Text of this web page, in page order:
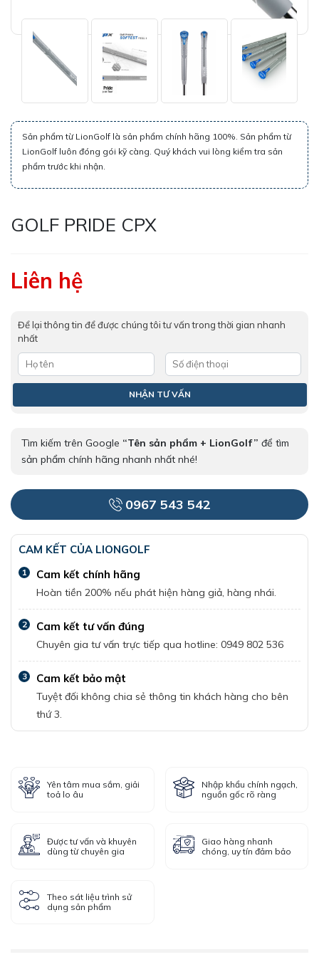
Sản phẩm từ LionGolf là sản phẩm chính hãng 100%. Sản phẩm từ
LionGolf luôn đóng gói kỹ càng. Quý khách vui lòng kiểm tra sản
phẩm trước khi nhận.
GOLF PRIDE CPX
Liên hệ
Để lại thông tin để được chúng tôi tư vấn trong thời gian nhanh
nhất
Tìm kiếm trên Google “Tên sản phẩm + LionGolf” để tìm
sản phẩm chính hãng nhanh nhất nhé!
0967 543 542
CAM KẾT CỦA LIONGOLF
1 Cam kết chính hãng
Hoàn tiền 200% nếu phát hiện hàng giả, hàng nhái.
2 Cam kết tư vấn đúng
Chuyên gia tư vấn trực tiếp qua hotline: 0949 802 536
3 Cam kết bảo mật
Tuyệt đối không chia sẻ thông tin khách hàng cho bên
thứ 3.
Yên tâm mua sắm, giải
toả lo âu
Nhập khẩu chính ngạch,
nguồn gốc rõ ràng
Được tư vấn và khuyên
dùng từ chuyên gia
Giao hàng nhanh
chóng, uy tín đảm bảo
Theo sát liệu trình sử
dụng sản phẩm